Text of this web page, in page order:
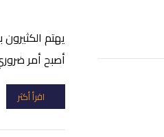
يهتم
أصبح أمر
اقرأ أكثر